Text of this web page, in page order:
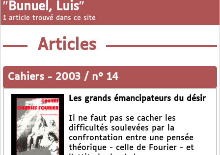
" Bunuel, Luis"
1 article trouvé dans ce site
Articles
Cahiers - 2003 / n° 14
Les grands émancipateurs du désir
Il ne faut pas se cacher les
difficultés soulevées par la
confrontation entre une pensée
théorique - celle de Fourier - et